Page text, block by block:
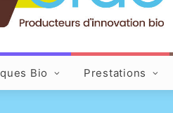
Bio Prestations